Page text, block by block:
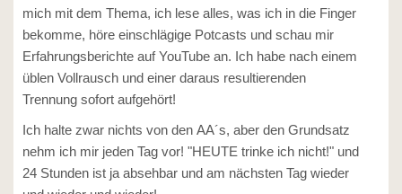
mich mit dem Thema, ich lese alles, was ich in die Finger
bekomme, höre einschlägige Potcasts und schau mir
Erfahrungsberichte auf YouTube an. Ich habe nach einem
üblen Vollrausch und einer daraus resultierenden
Trennung sofort aufgehört!
Ich halte zwar nichts von den AA´s, aber den Grundsatz
nehm ich mir jeden Tag vor! "HEUTE trinke ich nicht!" und
24 Stunden ist ja absehbar und am nächsten Tag wieder